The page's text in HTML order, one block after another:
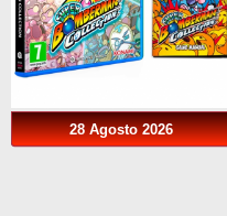
28 Agosto 2026